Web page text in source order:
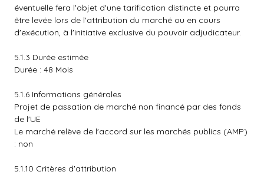
éventuelle fera l'objet d'une tarification distincte et pourra
être levée lors de l'attribution du marché ou en cours
d'exécution, à l'initiative exclusive du pouvoir adjudicateur.
5.1.3 Durée estimée
Durée : 48 Mois
5.1.6 Informations générales
Projet de passation de marché non financé par des fonds
de l'UE
Le marché relève de l'accord sur les marchés publics (AMP)
: non
5.1.10 Critères d'attribution